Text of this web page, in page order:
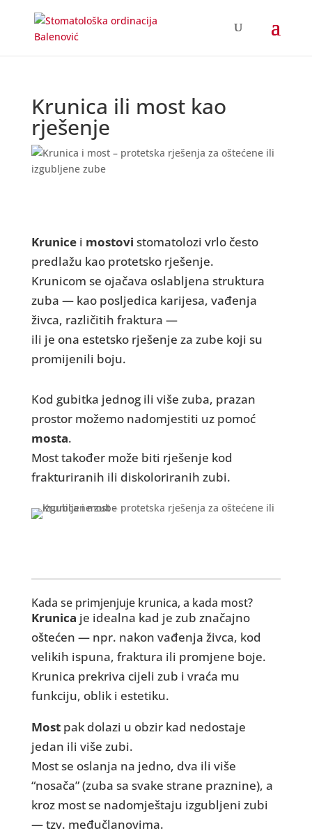
Krunica ili most kao
rješenje
Krunicei mostovi stomatolozi vrlo često
predlažu kao protetsko rješenje.
Krunicom se ojačava oslabljena struktura
zuba — kao posljedica karijesa, vađenja
živca, različitih fraktura —
ili je ona estetsko rješenje za zube koji su
promijenili boju.
Kod gubitka jednog ili više zuba, prazan
prostor možemo nadomjestiti uz pomoć
mosta.
Most također može biti rješenje kod
frakturiranih ili diskoloriranih zubi.
Kada se primjenjuje krunica, a kada most?
Krunica je idealna kad je zub značajno
oštećen — npr. nakon vađenja živca, kod
velikih ispuna, fraktura ili promjene boje.
Krunica prekriva cijeli zub i vraća mu
funkciju, oblik i estetiku.
Mostpak dolazi u obzir kad nedostaje
jedan ili više zubi.
Most se oslanja na jedno, dva ili više
“nosača” (zuba sa svake strane praznine), a
kroz most se nadomještaju izgubljeni zubi
— tzv. međučlanovima.